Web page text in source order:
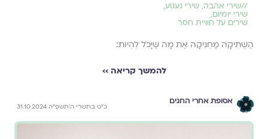
//שירי אהבה, שירי געגוע,
שירי יומיום,
שירים על חוויית חסר
הַשְּׁתִיקָה מַחְנִיקָה אֶת מָה שֶׁיָּכֹל לִהְיוֹת:
להמשך קריאה ››
אסופת אחרי החגים
כ״ט בתשרי ה׳תשפ״ה 31.10.2024